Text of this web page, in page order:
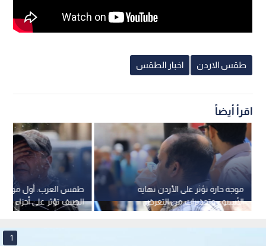
طقس الاردن اخبار الطقس
اقرأ أيضاً
طقس العرب: أول موجة
الصيف تؤثر على أجزاء من
موجة حارة تؤثر على الأردن نهاية
الأسبوع وتحذيرات من التعرض
المباشر للشمس
1